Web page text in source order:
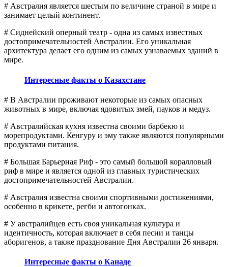
# Австралия является шестым по величине страной в мире и
занимает целый континент.
# Сиднейский оперный театр - одна из самых известных
достопримечательностей Австралии. Его уникальная
архитектура делает его одним из самых узнаваемых зданий в
мире.
Интересные факты о Казахстане
# В Австралии проживают некоторые из самых опасных
животных в мире, включая ядовитых змей, пауков и медуз.
# Австралийская кухня известна своими барбекю и
морепродуктами. Кенгуру и эму также являются популярными
продуктами питания.
# Большая Барьерная Риф - это самый большой коралловый
риф в мире и является одной из главных туристических
достопримечательностей Австралии.
# Австралия известна своими спортивными достижениями,
особенно в крикете, регби и автогонках.
# У австралийцев есть своя уникальная культура и
идентичность, которая включает в себя песни и танцы
аборигенов, а также празднование Дня Австралии 26 января.
Интересные факты о Канаде